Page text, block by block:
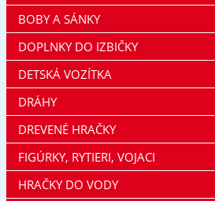
BOBY A SÁNKY
DOPLNKY DO IZBIČKY
DETSKÁ VOZÍTKA
DRÁHY
DREVENÉ HRAČKY
FIGÚRKY, RYTIERI, VOJACI
HRAČKY DO VODY